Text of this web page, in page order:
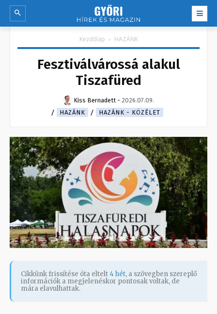
Kezdőlap HAZÁNK
Fesztiválvárossá alakul
Tiszafüred
Kiss Bernadett - 2026.07.09.
HAZÁNK
HAZÁNK - KÖZÉLET
Cikkünk frissítése óta eltelt4 hét, a szövegben szereplő
információk a megjelenéskor pontosak voltak, de
mára elavulhattak.